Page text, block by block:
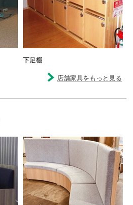
下足棚
店舗家具をもっと見る